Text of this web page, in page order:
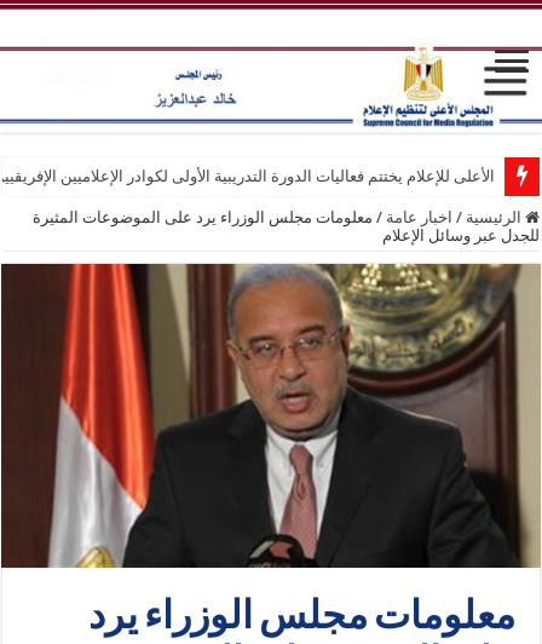
الأعلى للإعلام يختتم فعاليات الدورة التدريبية الأولى لكوادر الإعلاميين
الرئيسية / اخبار عامة / معلومات مجلس الوزراء يرد على الموضوعات المثيرة
للجدل عبر وسائل الإعلام
معلومات مجلس الوزراء يرد